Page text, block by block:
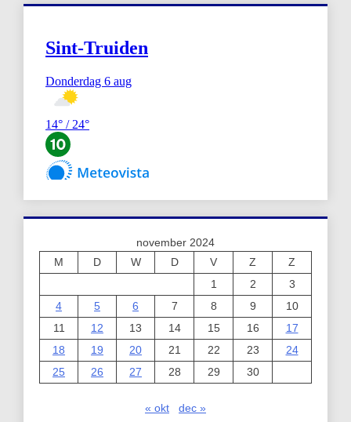
november 2024
M
D W D V Z
Z
1
2
3
4
5 6 7 8 9
10
11
12 13 14 15 16
17
18
19 20 21 22 23
24
25
26 27 28 29 30
« okt dec »